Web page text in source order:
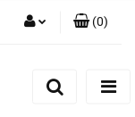
(0)